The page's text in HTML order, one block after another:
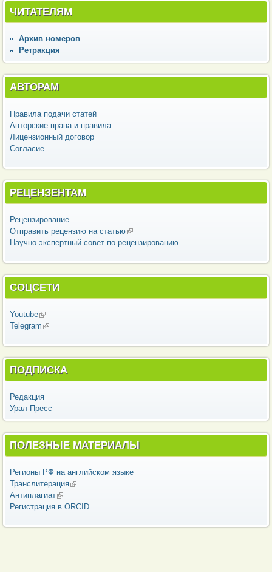
ЧИТАТЕЛЯМ
Архив номеров
Ретракция
АВТОРАМ
Правила подачи статей
Авторские права и правила
Лицензионный договор
Согласие
РЕЦЕНЗЕНТАМ
Рецензирование
Отправить рецензию на статью(внешняя ссылка)
Научно-экспертный совет по рецензированию
СОЦСЕТИ
Youtube(внешняя ссылка)
Telegram (внешняя ссылка)
ПОДПИСКА
Редакция
Урал-Пресс
ПОЛЕЗНЫЕ МАТЕРИАЛЫ
Регионы РФ на английском языке
Транслитерация(внешняя ссылка)
Антиплагиат(внешняя ссылка)
Регистрация в ORCID